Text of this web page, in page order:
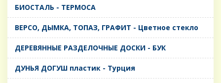
БИОСТАЛЬ - ТЕРМОСА
ВЕРСО, ДЫМКА, ТОПАЗ, ГРАФИТ - Цветное стекло
ДЕРЕВЯННЫЕ РАЗДЕЛОЧНЫЕ ДОСКИ - БУК
ДУНЬЯ ДОГУШ пластик - Турция